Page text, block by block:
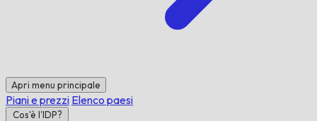
Apri menu principale
Piani e prezzi Elenco paesi
Cos'è l'IDP?